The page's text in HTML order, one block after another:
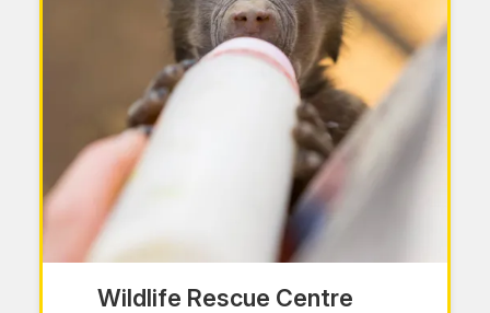
Wildlife Rescue Centre